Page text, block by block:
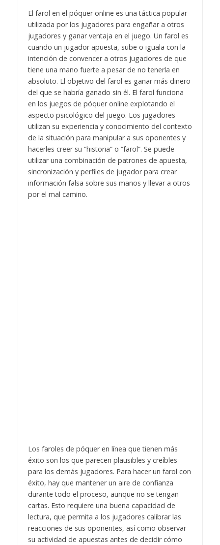
El farol en el póquer online es una táctica popular
utilizada por los jugadores para engañar a otros
jugadores y ganar ventaja en el juego. Un farol es
cuando un jugador apuesta, sube o iguala con la
intención de convencer a otros jugadores de que
tiene una mano fuerte a pesar de no tenerla en
absoluto. El objetivo del farol es ganar más dinero
del que se habría ganado sin él. El farol funciona
en los juegos de póquer online explotando el
aspecto psicológico del juego. Los jugadores
utilizan su experiencia y conocimiento del contexto
de la situación para manipular a sus oponentes y
hacerles creer su “historia” o “farol”. Se puede
utilizar una combinación de patrones de apuesta,
sincronización y perfiles de jugador para crear
información falsa sobre sus manos y llevar a otros
por el mal camino.
Los faroles de póquer en línea que tienen más
éxito son los que parecen plausibles y creíbles
para los demás jugadores. Para hacer un farol con
éxito, hay que mantener un aire de confianza
durante todo el proceso, aunque no se tengan
cartas. Esto requiere una buena capacidad de
lectura, que permita a los jugadores calibrar las
reacciones de sus oponentes, así como observar
su actividad de apuestas antes de decidir cómo